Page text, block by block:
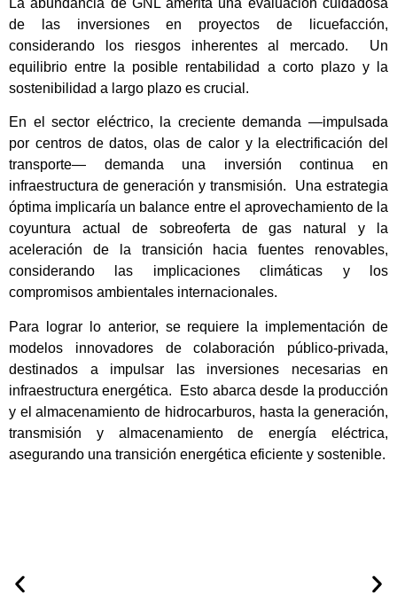
de las inversiones en proyectos de licuefacción,
considerando los riesgos inherentes al mercado. Un
equilibrio entre la posible rentabilidad a corto plazo y la
sostenibilidad a largo plazo es crucial.
En el sector eléctrico, la creciente demanda —impulsada
por centros de datos, olas de calor y la electrificación del
transporte— demanda una inversión continua en
infraestructura de generación y transmisión. Una estrategia
óptima implicaría un balance entre el aprovechamiento de la
coyuntura actual de sobreoferta de gas natural y la
aceleración de la transición hacia fuentes renovables,
considerando las implicaciones climáticas y los
compromisos ambientales internacionales.
Para lograr lo anterior, se requiere la implementación de
modelos innovadores de colaboración público-privada,
destinados a impulsar las inversiones necesarias en
infraestructura energética. Esto abarca desde la producción
y el almacenamiento de hidrocarburos, hasta la generación,
transmisión y almacenamiento de energía eléctrica,
asegurando una transición energética eficiente y sostenible.